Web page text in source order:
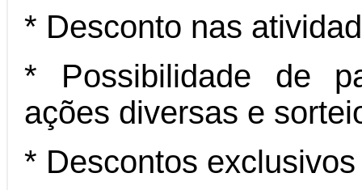
* Desconto nas
* Possibilidade de
ações diversas e
* Descontos